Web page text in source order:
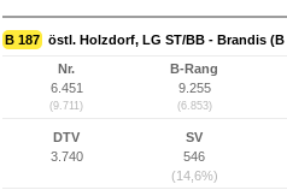
B 187 östl. Holzdorf, LG ST/BB - Brandis (B
Nr.
6.451
(9.711)
B-Rang
9.255
(6.853)
DTV
3.740
SV
546
(14,6%)